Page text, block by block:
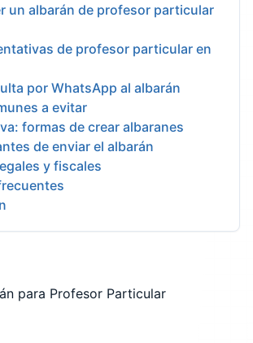
un albarán de profesor particular
de profesor particular en
por WhatsApp al albarán
a evitar
formas de crear albaranes
de enviar el albarán
y fiscales